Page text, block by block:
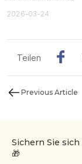
2026-03-24
Teilen
Previous Article
Sichern Sie
🎁